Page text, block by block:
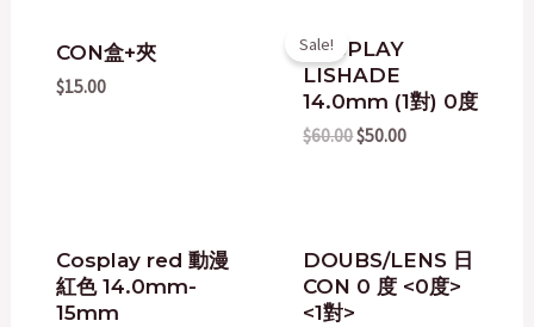
CON盒+夾
$15.00
Sale!
COSPLAY
LISHADE
14.0mm (1對) 0度
$60.00
price
was:
$60.00.
$50.00
$50.00.
Cosplay red 動漫
紅色 14.0mm-
15mm
DOUBS/LENS 日
CON 0 度 <0度>
<1對>